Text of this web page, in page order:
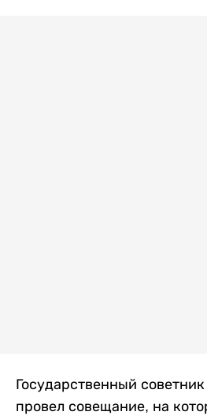
Государственный
провел совещание, на